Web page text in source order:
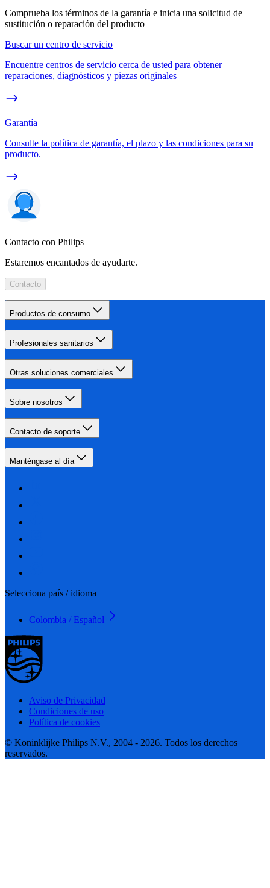
Comprueba los términos de la garantía e inicia una solicitud de
sustitución o reparación del producto
Buscar un centro de servicio
Encuentre centros de servicio cerca de usted para obtener
reparaciones, diagnósticos y piezas originales
Garantía
Consulte la política de garantía, el plazo y las condiciones para su
producto.
Contacto con Philips
Estaremos encantados de ayudarte.
Contacto
Productos de consumo
Profesionales sanitarios
Otras soluciones comerciales
Sobre nosotros
Contacto de soporte
Manténgase al día
Selecciona país / idioma
Colombia / Español
Aviso de Privacidad
Condiciones de uso
Política de cookies
© Koninklijke Philips N.V., 2004 - 2026. Todos los derechos
reservados.